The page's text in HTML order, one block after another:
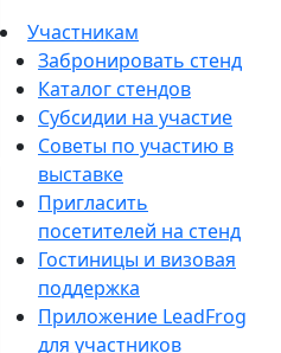
Участникам
Забронировать стенд
Каталог стендов
Субсидии на участие
Советы по участию в
выставке
Пригласить
посетителей на стенд
Гостиницы и визовая
поддержка
Приложение LeadFrog
для участников